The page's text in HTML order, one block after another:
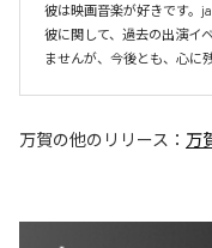
彼は映画音楽が好きです。
彼に関して、過去の出演イ
ませんが、今後とも、心に
万賀の他のリリース： 万